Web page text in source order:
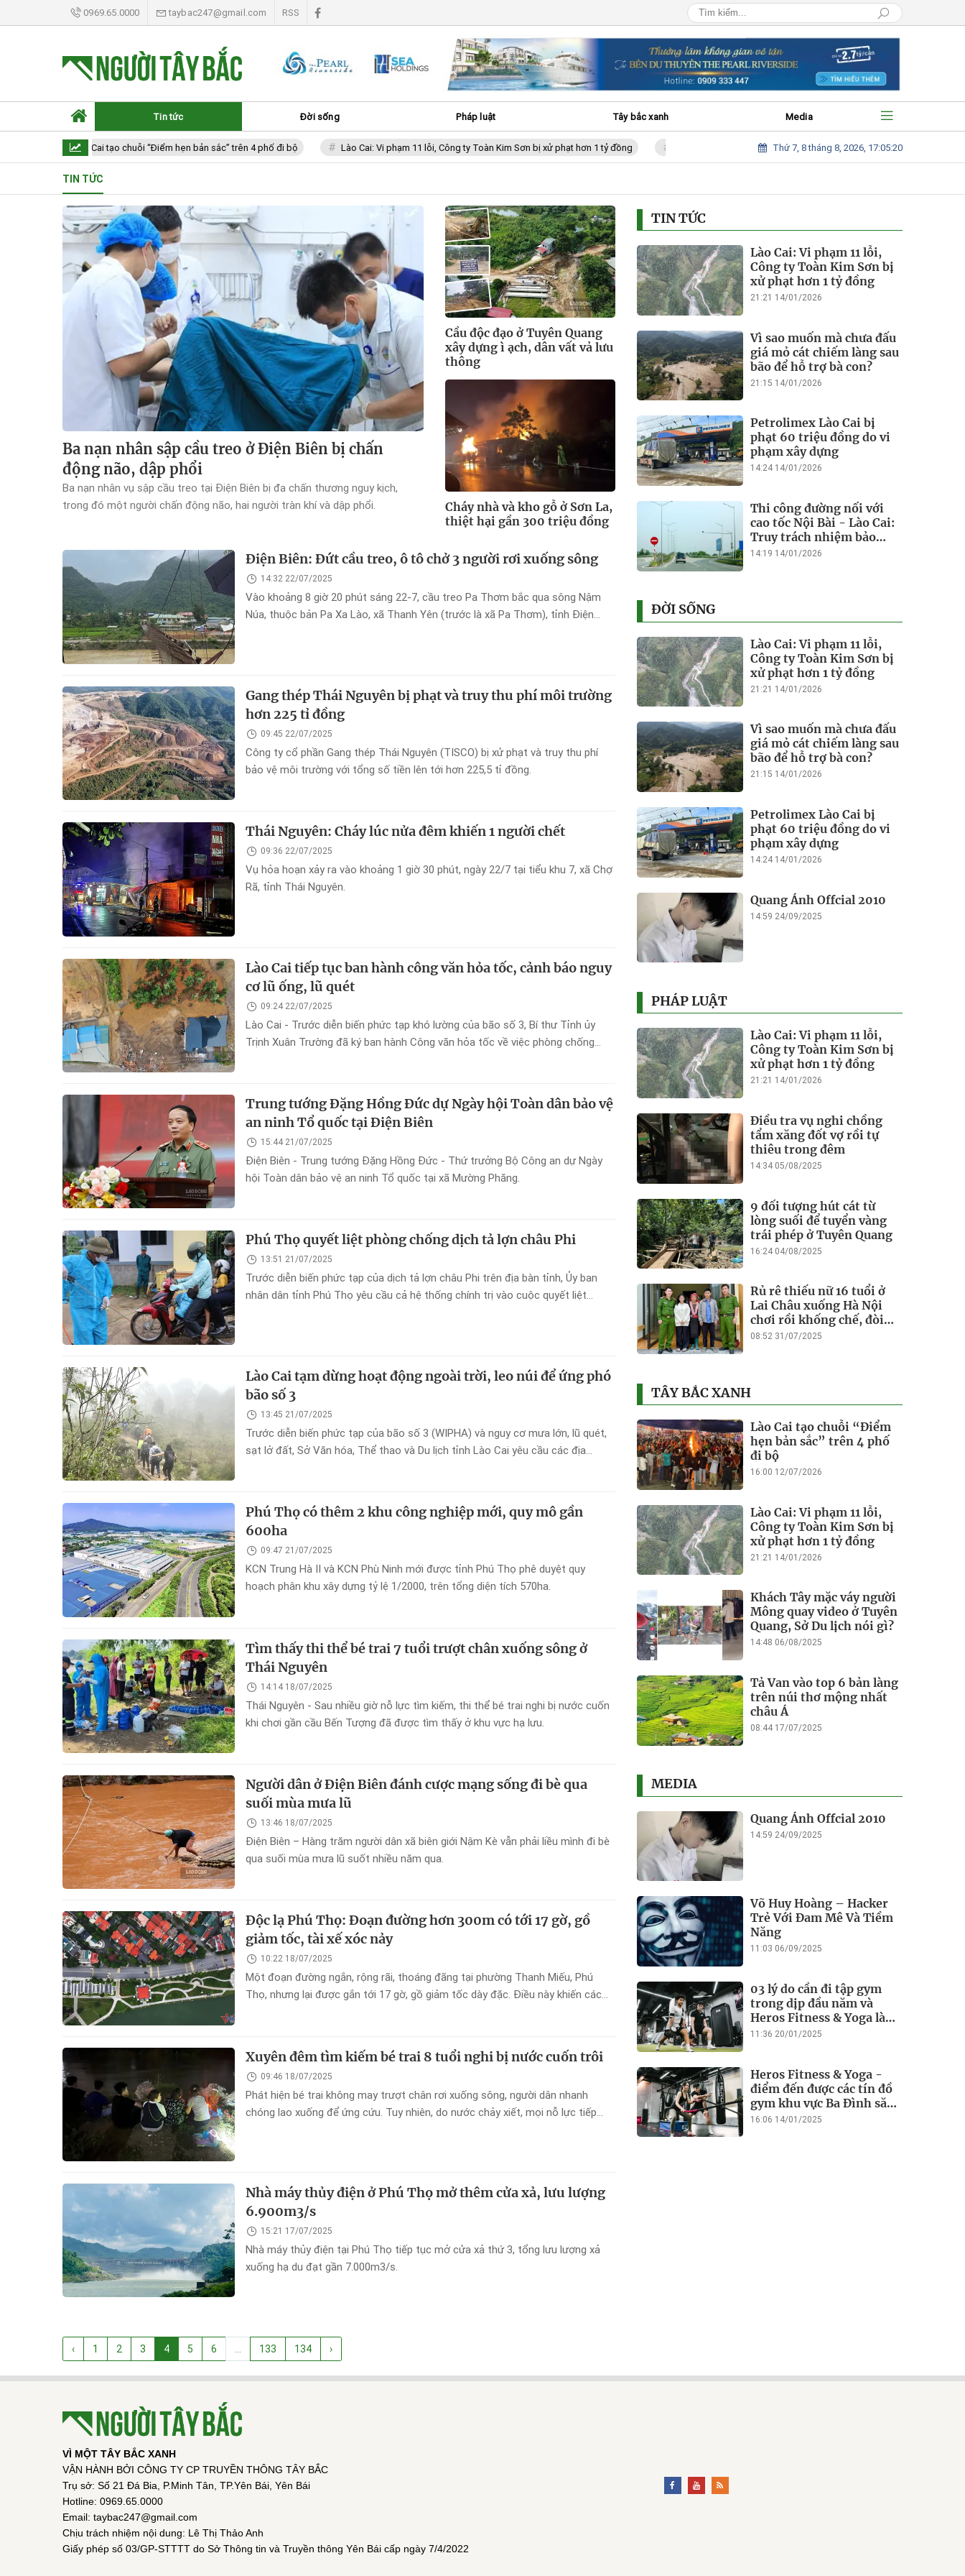
0969.65.0000 taybac247@gmail.com RSS
Lào Cai tạo chuỗi “Điểm hẹn bản sắc” trên 4 phố đi bộ Lào Cai: Vi phạm 11 lỗi, Công ty Toàn Kim Sơn bị xử phạt hơn 1 tỷ đồng Vì sao muốn mà chưa đấu giá mỏ cát chiếm làng sau bão để hỗ trợ bà con?
Thứ 7, 8 tháng 8, 2026, 17:05:21
Tin tức Đời sống Pháp luật Tây bắc xanh Media
TIN TỨC
Ba nạn nhân sập cầu treo ở Điện Biên bị chấn
động não, dập phổi
Ba nạn nhân vụ sập cầu treo tại Điện Biên bị đa chấn thương nguy kịch,
trong đó một người chấn động não, hai người tràn khí và dập phổi.
Cầu độc đạo ở Tuyên Quang
xây dựng ì ạch, dân vất vả lưu
thông
Cháy nhà và kho gỗ ở Sơn La,
thiệt hại gần 300 triệu đồng
Điện Biên: Đứt cầu treo, ô tô chở 3 người rơi xuống sông
14:32 22/07/2025
Vào khoảng 8 giờ 20 phút sáng 22-7, cầu treo Pa Thơm bắc qua sông Nậm
Núa, thuộc bản Pa Xa Lào, xã Thanh Yên (trước là xã Pa Thơm), tỉnh Điện
Gang thép Thái Nguyên bị phạt và truy thu phí môi trường
hơn 225 tỉ đồng
09:45 22/07/2025
Công ty cổ phần Gang thép Thái Nguyên (TISCO) bị xử phạt và truy thu phí
bảo vệ môi trường với tổng số tiền lên tới hơn 225,5 tỉ đồng.
Thái Nguyên: Cháy lúc nửa đêm khiến 1 người chết
09:36 22/07/2025
Vụ hỏa hoạn xảy ra vào khoảng 1 giờ 30 phút, ngày 22/7 tại tiểu khu 7, xã Chợ
Rã, tỉnh Thái Nguyên.
Lào Cai tiếp tục ban hành công văn hỏa tốc, cảnh báo nguy
cơ lũ ống, lũ quét
09:24 22/07/2025
Lào Cai - Trước diễn biến phức tạp khó lường của bão số 3, Bí thư Tỉnh ủy
Trịnh Xuân Trường đã ký ban hành Công văn hỏa tốc về việc phòng chống
Trung tướng Đặng Hồng Đức dự Ngày hội Toàn dân bảo vệ
an ninh Tổ quốc tại Điện Biên
15:44 21/07/2025
Điện Biên - Trung tướng Đặng Hồng Đức - Thứ trưởng Bộ Công an dự Ngày
hội Toàn dân bảo vệ an ninh Tổ quốc tại xã Mường Phăng.
Phú Thọ quyết liệt phòng chống dịch tả lợn châu Phi
13:51 21/07/2025
Trước diễn biến phức tạp của dịch tả lợn châu Phi trên địa bàn tỉnh, Ủy ban
nhân dân tỉnh Phú Thọ yêu cầu cả hệ thống chính trị vào cuộc quyết liệt
Lào Cai tạm dừng hoạt động ngoài trời, leo núi để ứng phó
bão số 3
13:45 21/07/2025
Trước diễn biến phức tạp của bão số 3 (WIPHA) và nguy cơ mưa lớn, lũ quét,
sạt lở đất, Sở Văn hóa, Thể thao và Du lịch tỉnh Lào Cai yêu cầu các địa
khách và người dân.
Phú Thọ có thêm 2 khu công nghiệp mới, quy mô gần
600ha
09:47 21/07/2025
KCN Trung Hà II và KCN Phù Ninh mới được tỉnh Phú Thọ phê duyệt quy
hoạch phân khu xây dựng tỷ lệ 1/2000, trên tổng diện tích 570ha.
Tìm thấy thi thể bé trai 7 tuổi trượt chân xuống sông ở
Thái Nguyên
14:14 18/07/2025
Thái Nguyên - Sau nhiều giờ nỗ lực tìm kiếm, thi thể bé trai nghi bị nước cuốn
khi chơi gần cầu Bến Tượng đã được tìm thấy ở khu vực hạ lưu.
Người dân ở Điện Biên đánh cược mạng sống đi bè qua
suối mùa mưa lũ
13:46 18/07/2025
Điện Biên – Hàng trăm người dân xã biên giới Nậm Kè vẫn phải liều mình đi bè
qua suối mùa mưa lũ suốt nhiều năm qua.
Độc lạ Phú Thọ: Đoạn đường hơn 300m có tới 17 gờ, gồ
giảm tốc, tài xế xóc nảy
10:22 18/07/2025
Một đoạn đường ngắn, rộng rãi, thoáng đãng tại phường Thanh Miếu, Phú
Thọ, nhưng lại được gắn tới 17 gờ, gồ giảm tốc dày đặc. Điều này khiến các
Xuyên đêm tìm kiếm bé trai 8 tuổi nghi bị nước cuốn trôi
09:46 18/07/2025
Phát hiện bé trai không may trượt chân rơi xuống sông, người dân nhanh
chóng lao xuống để ứng cứu. Tuy nhiên, do nước chảy xiết, mọi nỗ lực tiếp
Nhà máy thủy điện ở Phú Thọ mở thêm cửa xả, lưu lượng
6.900m3/s
15:21 17/07/2025
Nhà máy thủy điện tại Phú Thọ tiếp tục mở cửa xả thứ 3, tổng lưu lượng xả
xuống hạ du đạt gần 7.000m3/s.
‹ 1 2 3 4 5 6 ... 133 134 ›
TIN TỨC
Lào Cai: Vi phạm 11 lỗi,
Công ty Toàn Kim Sơn bị
xử phạt hơn 1 tỷ đồng
21:21 14/01/2026
Vì sao muốn mà chưa đấu
giá mỏ cát chiếm làng sau
bão để hỗ trợ bà con?
21:15 14/01/2026
Petrolimex Lào Cai bị
phạt 60 triệu đồng do vi
phạm xây dựng
14:24 14/01/2026
Thi công đường nối với
cao tốc Nội Bài - Lào Cai:
Truy trách nhiệm bảo
lãnh khi Duy Bảo chậm
14:19 14/01/2026
ĐỜI SỐNG
Lào Cai: Vi phạm 11 lỗi,
Công ty Toàn Kim Sơn bị
xử phạt hơn 1 tỷ đồng
21:21 14/01/2026
Vì sao muốn mà chưa đấu
giá mỏ cát chiếm làng sau
bão để hỗ trợ bà con?
21:15 14/01/2026
Petrolimex Lào Cai bị
phạt 60 triệu đồng do vi
phạm xây dựng
14:24 14/01/2026
Quang Ánh Offcial 2010
14:59 24/09/2025
PHÁP LUẬT
Lào Cai: Vi phạm 11 lỗi,
Công ty Toàn Kim Sơn bị
xử phạt hơn 1 tỷ đồng
21:21 14/01/2026
Điều tra vụ nghi chồng
tẩm xăng đốt vợ rồi tự
thiêu trong đêm
14:34 05/08/2025
9 đối tượng hút cát từ
lòng suối để tuyển vàng
trái phép ở Tuyên Quang
16:24 04/08/2025
Rủ rê thiếu nữ 16 tuổi ở
Lai Châu xuống Hà Nội
chơi rồi khống chế, đòi
tiền chuộc
08:52 31/07/2025
TÂY BẮC XANH
Lào Cai tạo chuỗi “Điểm
hẹn bản sắc” trên 4 phố
đi bộ
16:00 12/07/2026
Lào Cai: Vi phạm 11 lỗi,
Công ty Toàn Kim Sơn bị
xử phạt hơn 1 tỷ đồng
21:21 14/01/2026
Khách Tây mặc váy người
Mông quay video ở Tuyên
Quang, Sở Du lịch nói gì?
14:48 06/08/2025
Tả Van vào top 6 bản làng
trên núi thơ mộng nhất
châu Á
08:44 17/07/2025
MEDIA
Quang Ánh Offcial 2010
14:59 24/09/2025
Võ Huy Hoàng – Hacker
Trẻ Với Đam Mê Và Tiềm
Năng
11:03 06/09/2025
03 lý do cần đi tập gym
trong dịp đầu năm và
Heros Fitness & Yoga là
điểm đến lý tưởng
11:36 20/01/2025
Heros Fitness & Yoga -
điểm đến được các tín đồ
gym khu vực Ba Đình săn
đón
16:06 14/01/2025
VÌ MỘT TÂY BẮC XANH
VẬN HÀNH BỞI CÔNG TY CP TRUYỀN THÔNG TÂY BẮC
Trụ sở: Số 21 Đá Bia, P.Minh Tân, TP.Yên Bái, Yên Bái
Hotline: 0969.65.0000
Email: taybac247@gmail.com
Chịu trách nhiệm nội dung: Lê Thị Thảo Anh
Giấy phép số 03/GP-STTTT do Sở Thông tin và Truyền thông Yên Bái cấp ngày 7/4/2022